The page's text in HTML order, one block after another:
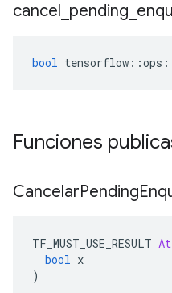
cancel pending
bool tensorflow ::ops
Funciones
CancelarPending
TF_MUST_USE_RESULT
bool x
)